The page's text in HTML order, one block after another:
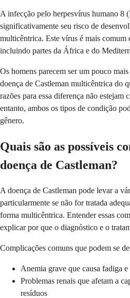
A infecção pelo herpesvírus humano 8
significativamente seu risco de
multicêntrica. Este vírus é mais comum
incluindo partes da África e do
Os homens parecem ser um pouco
doença de Castleman multicêntrica do
razões para essa diferença não estejam
entanto, ambos os tipos de condição
gênero.
Quais são as possíveis
doença de Castleman?
A doença de Castleman pode levar a
particularmente se não for tratada
forma multicêntrica. Entender essas
explicar por que o diagnóstico e o
Complicações comuns que podem se
Anemia grave que causa fadiga
Problemas renais que afetam a
resíduos